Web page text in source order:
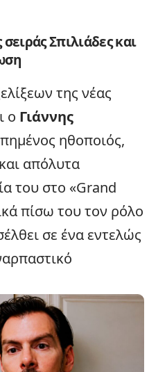
Σπιλιάδες και
της νέας
ο Γιάννης
ηθοποιός,
απόλυτα
του στο «Grand
πίσω του τον ρόλο
σε ένα εντελώς